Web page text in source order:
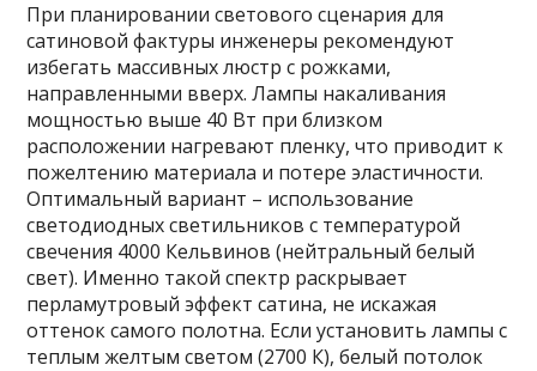
При планировании светового сценария для
сатиновой фактуры инженеры рекомендуют
избегать массивных люстр с рожками,
направленными вверх. Лампы накаливания
мощностью выше 40 Вт при близком
расположении нагревают пленку, что приводит к
пожелтению материала и потере эластичности.
Оптимальный вариант – использование
светодиодных светильников с температурой
свечения 4000 Кельвинов (нейтральный белый
свет). Именно такой спектр раскрывает
перламутровый эффект сатина, не искажая
оттенок самого полотна. Если установить лампы с
теплым желтым светом (2700 К), белый потолок